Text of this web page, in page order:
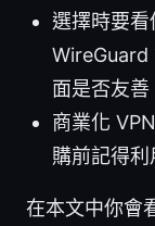
選擇時要看
WireGuard
面是否友善
商業化
購前記得利
在本文中你會